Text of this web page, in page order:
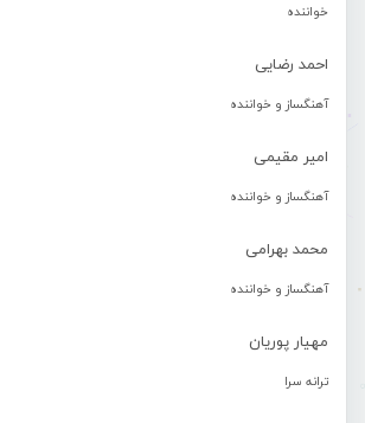
خواننده
احمد رضایی
آهنگساز و خواننده
امیر مقیمی
آهنگساز و خواننده
محمد بهرامی
آهنگساز و خواننده
مهیار پوریان
ترانه سرا